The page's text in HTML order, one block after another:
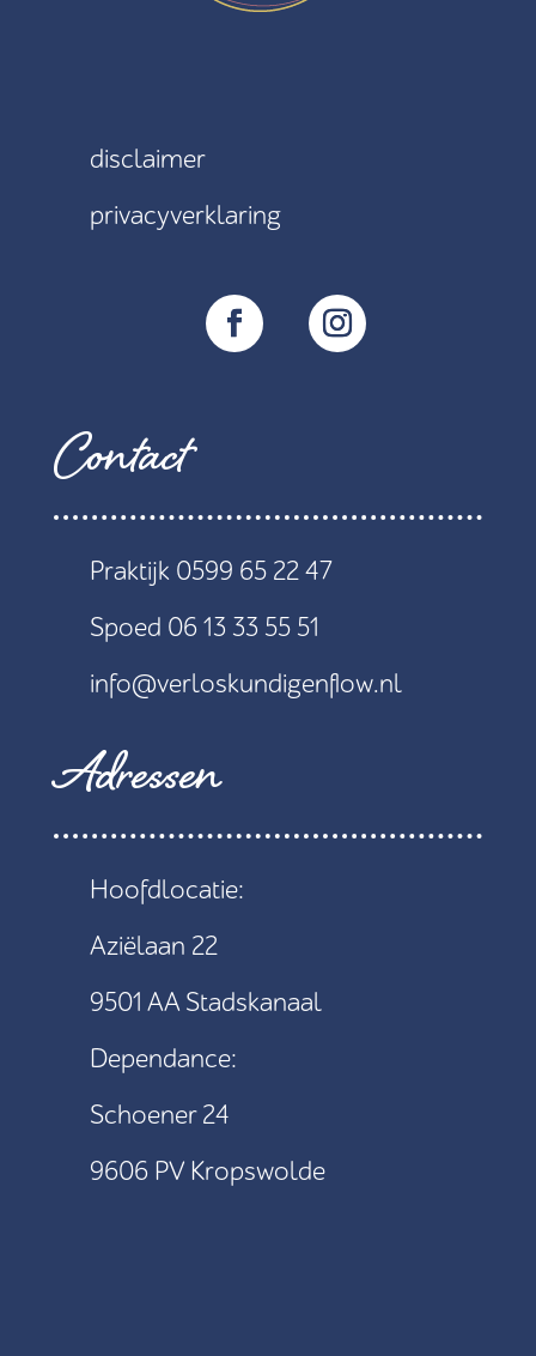
disclaimer
privacyverklaring
Contact
Praktijk 0599 65 22 47
Spoed 06 13 33 55 51
info@verloskundigenflow.nl
Adressen
Hoofdlocatie:
Aziëlaan 22
9501 AA Stadskanaal
Dependance:
Schoener 24
9606 PV Kropswolde